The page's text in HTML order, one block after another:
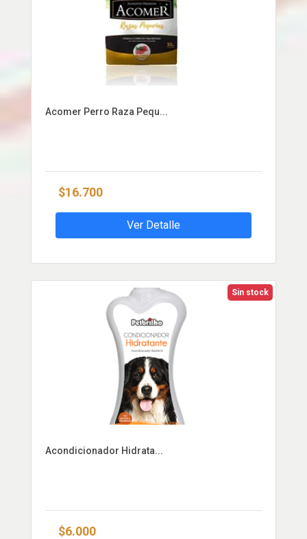
Acomer Perro Raza Pequ...
$16.700
Ver Detalle
Sin stock
Acondicionador Hidrata...
$6.000